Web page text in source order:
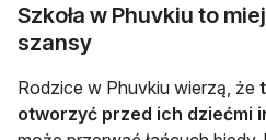
Szkoła w Phuvkiu to
szansy
Rodzice w Phuvkiu wierzą, że
otworzyć przed ich dziećmi